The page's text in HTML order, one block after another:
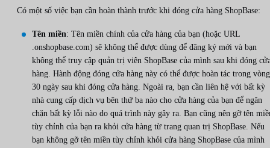
Có một số việc bạn cần hoàn thành trước khi đóng cửa hàng ShopBase:
Tên miền: Tên miền chính của cửa hàng của bạn (hoặc URL
.onshopbase.com) sẽ không thể được dùng để đăng ký mới và bạn
không thể truy cập quản trị viên ShopBase của mình sau khi đóng
hàng. Hành động đóng cửa hàng này có thể được hoàn tác trong vòng
30 ngày sau khi đóng cửa hàng. Ngoài ra, bạn cần liên hệ với bất kỳ
nhà cung cấp dịch vụ bên thứ ba nào cho cửa hàng của bạn để ngăn
chặn bất kỳ lỗi nào do quá trình này gây ra. Bạn cũng nên gỡ tên
tùy chỉnh của bạn ra khỏi cửa hàng từ trang quan trị ShopBase. Nếu
bạn không gỡ tên miền tùy chỉnh khỏi cửa hàng ShopBase của mình